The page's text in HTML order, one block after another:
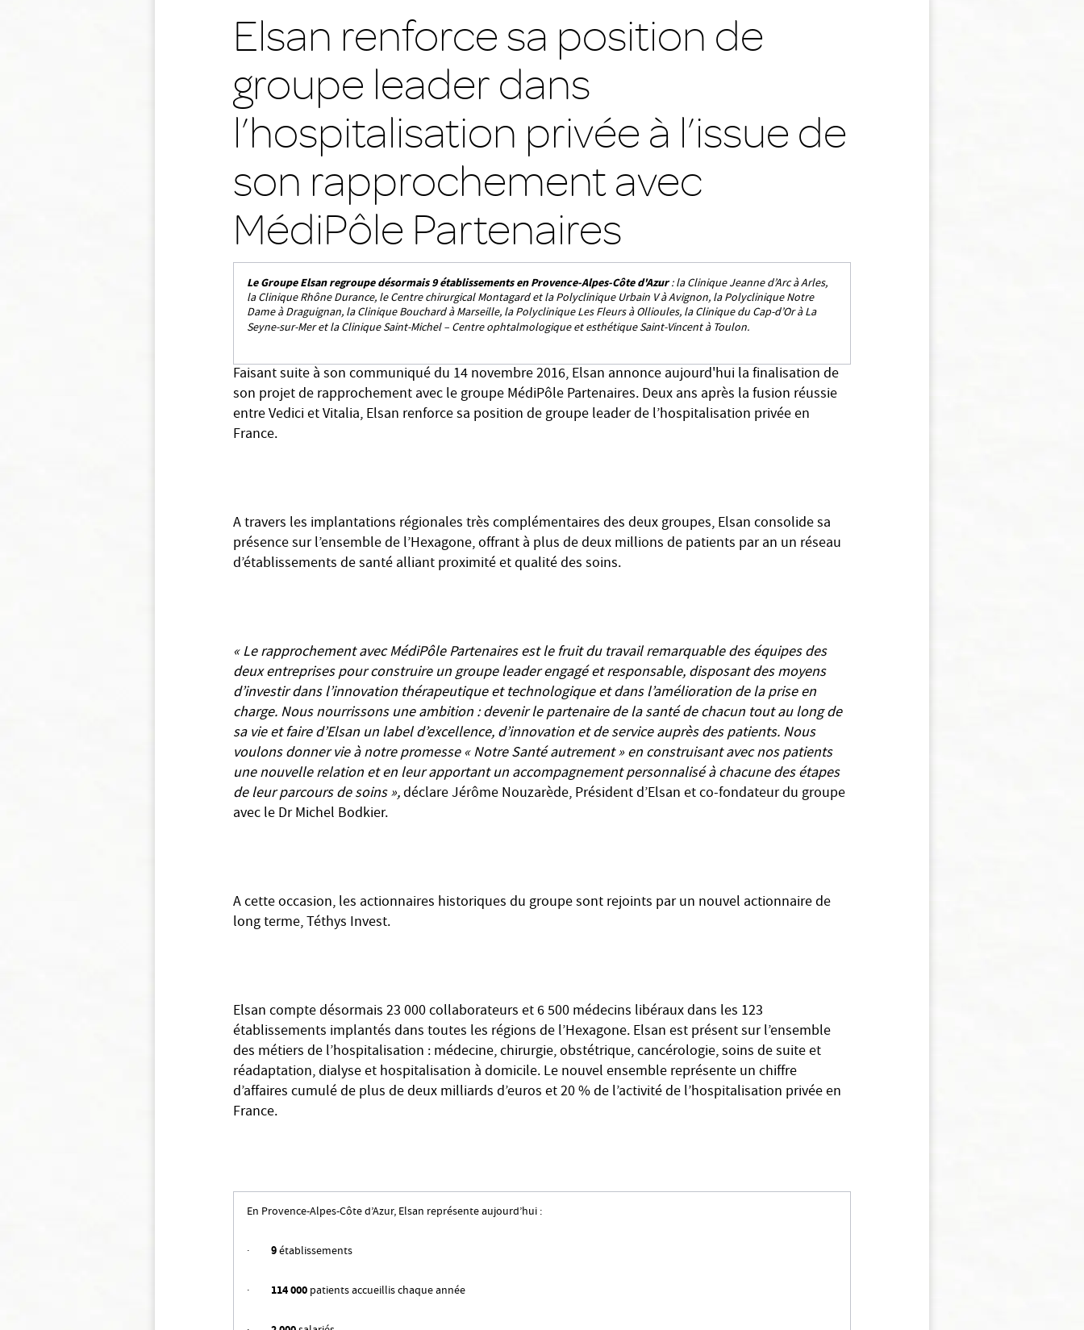
Elsan renforce sa position de
groupe leader dans
l’hospitalisation privée à l’issue de
son rapprochement avec
MédiPôle Partenaires
Le Groupe Elsan regroupe désormais 9 établissements en Provence-Alpes-Côte d'Azur: la Clinique Jeanne d’Arc à Arles,
la Clinique Rhône Durance, le Centre chirurgical Montagard et la Polyclinique Urbain V à Avignon, la Polyclinique Notre
Dame à Draguignan, la Clinique Bouchard à Marseille, la Polyclinique Les Fleurs à Ollioules, la Clinique du Cap-d’Or à La
Seyne-sur-Mer et la Clinique Saint-Michel – Centre ophtalmologique et esthétique Saint-Vincent à Toulon.
Faisant suite à son communiqué du 14 novembre 2016, Elsan annonce aujourd'hui la finalisation de
son projet de rapprochement avec le groupe MédiPôle Partenaires. Deux ans après la fusion réussie
entre Vedici et Vitalia, Elsan renforce sa position de groupe leader de l’hospitalisation privée en
France.
A travers les implantations régionales très complémentaires des deux groupes, Elsan consolide sa
présence sur l’ensemble de l’Hexagone, offrant à plus de deux millions de patients par an un réseau
d’établissements de santé alliant proximité et qualité des soins.
« Le rapprochement avec MédiPôle Partenaires est le fruit du travail remarquable des équipes des
deux entreprises pour construire un groupe leader engagé et responsable, disposant des moyens
d’investir dans l’innovation thérapeutique et technologique et dans l’amélioration de la prise en
charge. Nous nourrissons une ambition : devenir le partenaire de la santé de chacun tout au long de
sa vie et faire d’Elsan un label d’excellence, d’innovation et de service auprès des patients. Nous
voulons donner vie à notre promesse « Notre Santé autrement » en construisant avec nos patients
une nouvelle relation et en leur apportant un accompagnement personnalisé à chacune des étapes
de leur parcours de soins »,déclare Jérôme Nouzarède, Président d’Elsan et co-fondateur du groupe
avec le Dr Michel Bodkier.
A cette occasion, les actionnaires historiques du groupe sont rejoints par un nouvel actionnaire de
long terme, Téthys Invest.
Elsan compte désormais 23 000 collaborateurs et 6 500 médecins libéraux dans les 123
établissements implantés dans toutes les régions de l’Hexagone. Elsan est présent sur l’ensemble
des métiers de l’hospitalisation : médecine, chirurgie, obstétrique, cancérologie, soins de suite et
réadaptation, dialyse et hospitalisation à domicile. Le nouvel ensemble représente un chiffre
d’affaires cumulé de plus de deux milliards d’euros et 20 % de l’activité de l’hospitalisation privée en
France.
En Provence-Alpes-Côte d’Azur, Elsan représente aujourd’hui :
· 9établissements
· 114 000 patients accueillis chaque année